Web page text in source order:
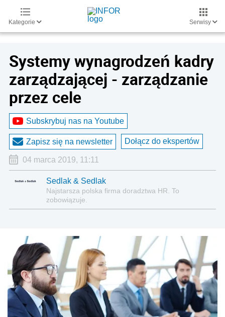
Kategorie Serwisy
Systemy wynagrodzeń kadry
zarządzającej - zarządzanie
przez cele
Subskrybuj nas na Youtube
Zapisz się na newsletter Dołącz do ekspertów
04 marca 2019, 11:11
Sedlak & Sedlak
Najstarsza polska firma doradztwa HR. To
zobowiązuje.